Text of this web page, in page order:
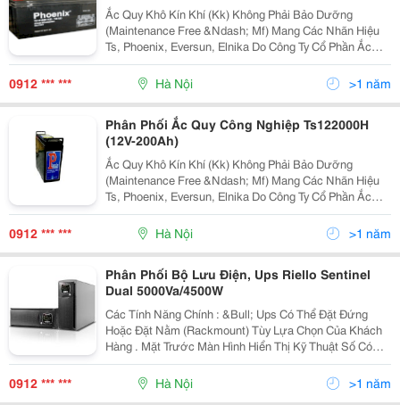
Ắc Quy Khô Kín Khí (Kk) Không Phải Bảo Dưỡng
(Maintenance Free &Ndash; Mf) Mang Các Nhãn Hiệu
Ts, Phoenix, Eversun, Elnika Do Công Ty Cổ Phần Ắc
Quy Tia Sáng Sản Xuất Theo Công Nghệ Hàn Quốc
Bằng Các Thiết Bị Của Mỹ, Italia Và Hàn Quốc Là Chủng
0912 *** *** Hà Nội >1 năm
Phân Phối Ắc Quy Công Nghiệp Ts122000H
(12V-200Ah)
Ắc Quy Khô Kín Khí (Kk) Không Phải Bảo Dưỡng
(Maintenance Free &Ndash; Mf) Mang Các Nhãn Hiệu
Ts, Phoenix, Eversun, Elnika Do Công Ty Cổ Phần Ắc
Quy Tia Sáng Sản Xuất Theo Công Nghệ Hàn Quốc
Bằng Các Thiết Bị Của Mỹ, Italia Và Hàn Quốc Là Chủng
0912 *** *** Hà Nội >1 năm
Phân Phối Bộ Lưu Điện, Ups Riello Sentinel
Dual 5000Va/4500W
Các Tính Năng Chính : &Bull; Ups Có Thể Đặt Đứng
Hoặc Đặt Nằm (Rackmount) Tùy Lựa Chọn Của Khách
Hàng . Mặt Trước Màn Hình Hiển Thị Kỹ Thuật Số Có
Thể Được Kéo Ra ( Sử Dụng Các Phím Cung Cấp) Và
Xoay Để Phù Hợp Với Các Định Dạng Đặt . &Bull;
0912 *** *** Hà Nội >1 năm